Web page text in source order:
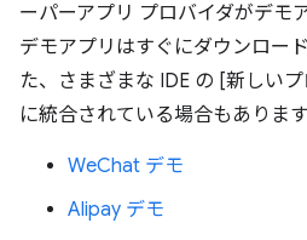
ーパーアプリ プロバイダがデモ
デモアプリはすぐにダウンロー
た、さまざまな IDE の [新しい
に統合されている場合もあります
WeChat デモ
Alipay デモ